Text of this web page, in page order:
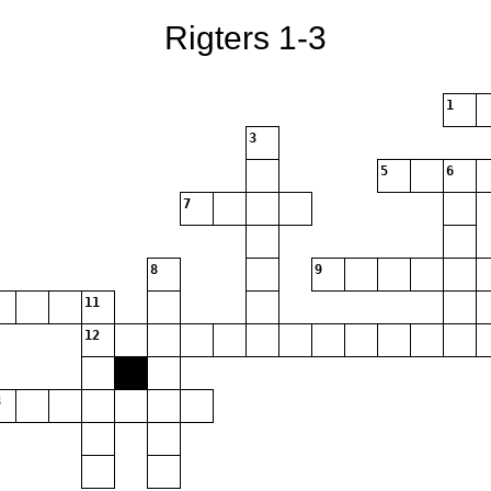
Rigters 1-3
1
3
5 6
7
8 9
11
12